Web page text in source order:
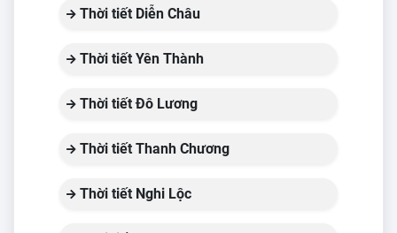
Thời tiết Diễn Châu
Thời tiết Yên Thành
Thời tiết Đô Lương
Thời tiết Thanh Chương
Thời tiết Nghi Lộc